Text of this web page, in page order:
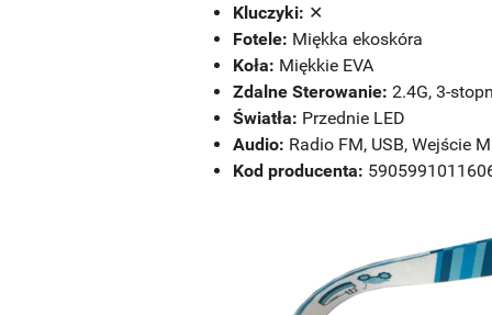
Kluczyki: ✕
Fotele: Miękka ekoskóra
Koła: Miękkie EVA
Zdalne Sterowanie: 2.4G, 3-
Światła: Przednie LED
Audio: Radio FM, USB, Wejście
Kod producenta: